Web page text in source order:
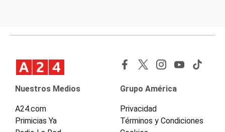
Nuestros Medios
A24.com
Primicias Ya
Grupo América
Privacidad
Términos y Condiciones